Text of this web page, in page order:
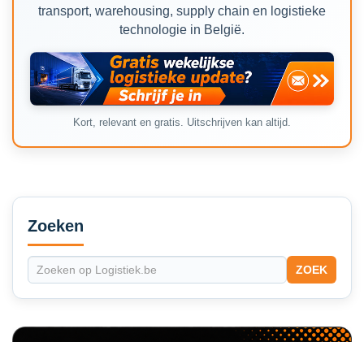
transport, warehousing, supply chain en logistieke
technologie in België.
Kort, relevant en gratis. Uitschrijven kan altijd.
Secondary
Sidebar
Zoeken
ZOEK